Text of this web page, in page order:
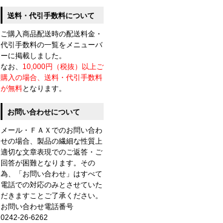
送料・代引手数料について
ご購入商品配送時の配送料金・
代引手数料の一覧をメニューバ
ーに掲載しました。
なお、 10,000円（税抜）以上ご
購入の場合、送料・代引手数料
が無料となります。
お問い合わせについて
メール・ＦＡＸでのお問い合わ
せの場合、製品の繊細な性質上
適切な文章表現でのご返答・ご
回答が困難となります。その
為、「お問い合わせ」はすべて
電話での対応のみとさせていた
だきますことご了承ください。
お問い合わせ電話番号
0242-26-6262